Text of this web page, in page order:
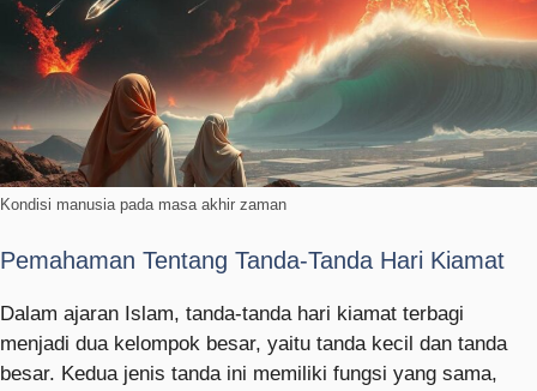
Kondisi manusia pada masa akhir zaman
Pemahaman Tentang Tanda-Tanda Hari Kiamat
Dalam ajaran Islam, tanda-tanda hari kiamat terbagi
menjadi dua kelompok besar, yaitu tanda kecil dan tanda
besar. Kedua jenis tanda ini memiliki fungsi yang sama,